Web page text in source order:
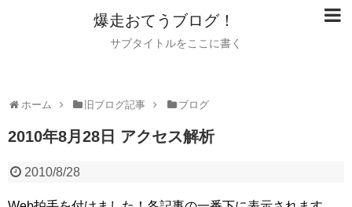
爆走おてうブログ！
サブタイトルをここに書く
ホーム 旧ブログ記事 ブログ
2010年8月28日 アクセス解析
2010/8/28